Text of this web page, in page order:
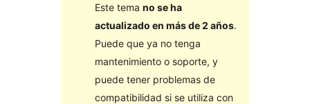
Este tema no se ha
actualizado en más de 2 años.
Puede que ya no tenga
mantenimiento o soporte, y
puede tener problemas de
compatibilidad si se utiliza con